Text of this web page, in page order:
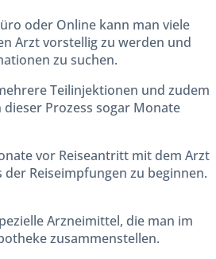
oder Online kann man viele
Arzt vorstellig zu werden und
zu suchen.
Teilinjektionen und zudem
Prozess sogar Monate
vor Reiseantritt mit dem Arzt
Reiseimpfungen zu beginnen.
Arzneimittel, die man im
zusammenstellen.